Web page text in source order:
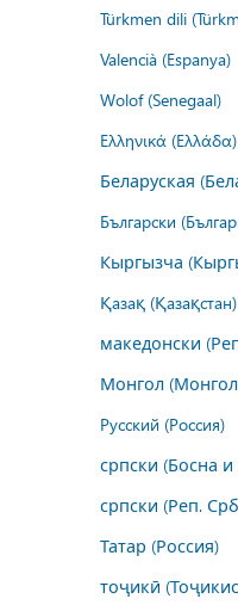
Türkmen dili
Valencià (Espanya)
Wolof (Senegaal)
Ελληνικά (Ελλάδα)
Беларуская
Български
Кыргызча
Қазақ (Қазақстан)
македонски
Монгол
Русский (Россия)
српски (Босна
српски (Реп.
Татар (Россия)
тоҷикӣ